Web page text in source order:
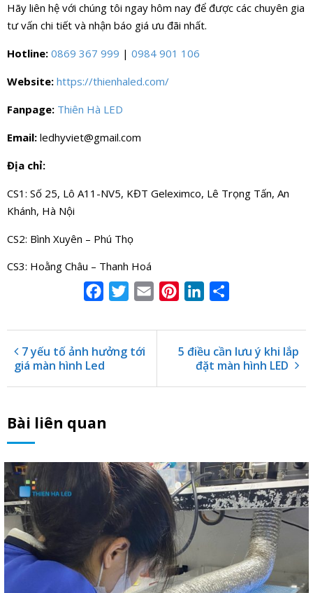
Hãy liên hệ với chúng tôi ngay hôm nay để được các chuyên gia
tư vấn chi tiết và nhận báo giá ưu đãi nhất.
Hotline: 0869 367 999 | 0984 901 106
Website: https://thienhaled.com/
Fanpage: Thiên Hà LED
Email: ledhyviet@gmail.com
Địa chỉ:
CS1: Số 25, Lô A11-NV5, KĐT Geleximco, Lê Trọng Tấn, An
Khánh, Hà Nội
CS2: Bình Xuyên – Phú Thọ
CS3: Hoằng Châu – Thanh Hoá
FacebookTwitterEmail PinterestLinkedIn
7 yếu tố ảnh hưởng tới
giá màn hình Led
5 điều cần lưu ý khi lắp
đặt màn hình LED
Bài liên quan